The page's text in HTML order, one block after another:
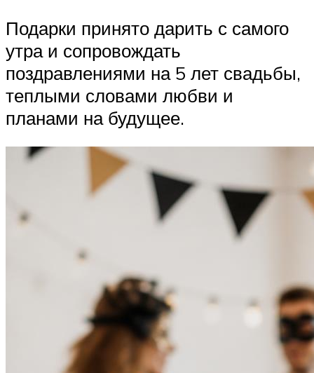
Подарки принято дарить с самого
утра и сопровождать
поздравлениями на 5 лет свадьбы,
теплыми словами любви и
планами на будущее.